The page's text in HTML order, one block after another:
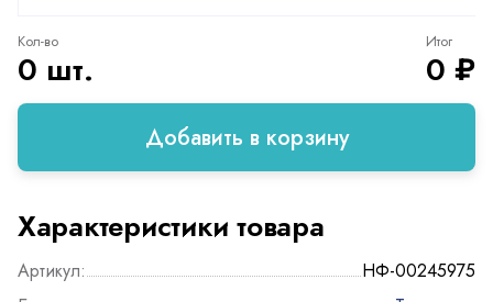
Кол-во
0 шт.
Итог
0 ₽
Добавить в корзину
Характеристики товара
Артикул:
НФ-00245975